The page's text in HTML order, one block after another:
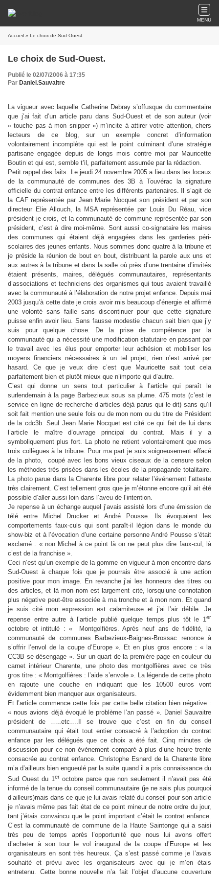
MENU
Accueil » Le choix de Sud-Ouest.
Le choix de Sud-Ouest.
Publié le 02/07/2006 à 17:35
Par Daniel.Sauvaitre
La vigueur avec laquelle Catherine Debray s’offusque du commentaire
que j’ai fait d’un article paru dans Sud-Ouest et de son auteur (voir
« touche pas à mon snipper ») m’incite à attirer votre attention, chers
lecteurs de ce blog, sur un exemple concret d’information
volontairement incomplète qui est le point culminant d’une stratégie
partisane engagée depuis de longs mois contre moi par Mauricette
Boutin et qui est, semble t’il, parfaitement assumée par la rédaction.
Petit rappel des faits. Le jeudi 24 novembre 2005 a lieu dans les locaux
de la communauté de communes des 3B à Touvérac la signature
officielle du contrat enfance entre les différents partenaires. Il s’agit de
la CAF représentée par Jean Marie Nocquet son président et par son
directeur Elie Allouch, la MSA représentée par Louis Du Réau, vice
président je crois, et la communauté de commune représentée par son
président, c’est à dire moi-même. Sont aussi co-signataire les maires
des communes qui étaient déjà engagées dans les garderies péri-
scolaires des jeunes enfants. Nous sommes donc quatre à la tribune et
je préside la réunion de bout en bout, distribuant la parole aux uns et
aux autres à la tribune et dans la salle où près d’une trentaine d’invités
étaient présents, maires, délégués communautaires, représentants
d’associations et techniciens des organismes qui tous avaient travaillé
avec la communauté à l’élaboration de notre projet enfance. Depuis mai
2003 jusqu’à cette date je crois avoir mis beaucoup d’énergie et affirmé
une volonté sans faille sans discontinuer pour que cette signature
puisse enfin avoir lieu. Sans fausse modestie chacun sait bien que j’y
suis pour quelque chose. De la prise de compétence par la
communauté qui a nécessité une modification statutaire en passant par
le travail avec les élus pour emporter leur adhésion et mobiliser les
moyens financiers nécessaires à un tel projet, rien n’est arrivé par
hasard. Ce que je veux dire c’est que Mauricette sait tout cela
parfaitement bien et plutôt mieux que n’importe qui d’autre.
C’est qui donne un sens tout particulier à l’article qui paraît le
surlendemain à la page Barbezieux sous sa plume. 475 mots (c’est le
service en ligne de recherche d’articles déjà parus qui le dit) sans qu’il
soit fait mention une seule fois ou de mon nom ou du titre de Président
de la cdc3b. Seul Jean Marie Nocquet est cité ce qui fait de lui dans
l’article le maître d’ouvrage principal du contrat. Mais il y a
symboliquement plus fort. La photo ne retient volontairement que mes
trois collègues à la tribune. Pour ma part je suis soigneusement effacé
de la photo,
coupé avec les bons vieux ciseaux de la censure selon
les méthodes très prisées dans les écoles de la propagande totalitaire.
La photo parue dans la Charente libre pour relater l’événement l’atteste
très clairement. C’est tellement gros que je m’étonne encore qu’il ait été
possible d’aller aussi loin dans l’aveu de l’intention.
Je repense à un échange auquel j’avais assisté lors d’une émission de
télé entre Michel Drucker et André Pousse. Ils évoquaient les
comportements faux-culs qui sont paraît-il légion dans le monde du
show-biz et à l’évocation d’une certaine personne André Pousse s’était
exclamé : « non Michel à ce point là on ne peut plus dire faux-cul, là
c’est de la franchise ».
Ceci n’est qu’un exemple de la gomme en vigueur à mon encontre dans
Sud-Ouest à chaque fois que je pourrais être associé à une action
positive pour mon image. En revanche j’ai les honneurs des titres ou
des articles, et là mon nom est largement cité, lorsqu’une connotation
plus négative peut-être associée à ma tronche et à mon nom. Et quand
je suis cité mon expression est calamiteuse et j’ai l’air débile. Je
repense entre autre à l’article publié quelque temps plus tôt le 1er
octobre et intitulé : « Montgolfières. Après neuf ans de fidélité, la
communauté de communes Barbezieux-Baignes-Brossac renonce à
s’offrir l’envol de la coupe d’Europe ». Et en plus gros encore : « la
CC3B se désengage ». Sur un quart de la première page en couleur du
carnet intérieur Charente, une photo des montgolfières avec ce très
gros titre : « Montgolfières : l’aide s’envole ». La légende de cette photo
en rajoute une couche en indiquant que les 10500 euros vont
évidemment bien manquer aux organisateurs.
Et l’article commence cette fois par cette belle citation bien négative :
« nous avions déjà évoqué le problème l’an passé ». Daniel Sauvaitre
président de …..etc….Il se trouve que c’est en fin du conseil
communautaire qui était tout entier consacré à l’adoption du contrat
enfance par les délégués que ce choix a été fait. Cinq minutes de
discussion pour ce non événement comparé à plus d’une heure trente
consacrée au contrat enfance. Christophe Esnard de la Charente libre
m’a d’ailleurs bien engueulé par la suite quand il a pris connaissance du
Sud Ouest du 1eroctobre parce que non seulement il n’avait pas été
informé de la tenue du conseil communautaire (je ne sais plus pourquoi
d’ailleurs)mais dans ce que je lui avais relaté du conseil pour son article
je n’avais même pas fait état de ce point mineur de notre ordre du jour,
tant j’étais convaincu que le point important c’était le contrat enfance.
C’est la communauté de commune de la Haute Saintonge qui a saisi
très peu de temps après l’opportunité que nous lui avons offert
d’acheter à son tour le vol inaugural de la coupe d’Europe et les
organisateurs en sont très heureux. Ça s’est passé comme je l’avais
souhaité et prévu avec les organisateurs avec qui je m’en étais
entretenu. Cette bonne nouvelle n’a fait l’objet d’aucune couverture